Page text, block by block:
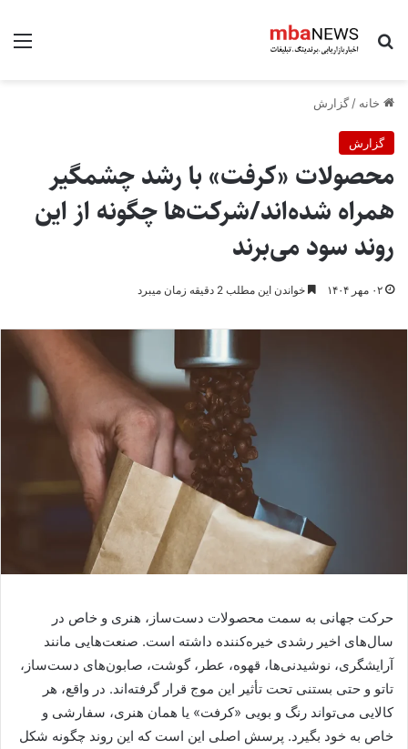
جستجو برای
خانه / گزارش
گزارش
محصولات «کرفت» با رشد چشمگیر
همراه شده‌اند/شرکت‌ها چگونه از این
روند سود می‌برند
۰۲ مهر ۱۴۰۴ خواندن این مطلب 2 دقیقه زمان میبرد
حرکت جهانی به سمت محصولات دست‌ساز، هنری و خاص در
سال‌های اخیر رشدی خیره‌کننده داشته است. صنعت‌هایی مانند
آرایشگری، نوشیدنی‌ها، قهوه، عطر، گوشت، صابون‌های دست‌ساز،
تاتو و حتی بستنی تحت تأثیر این موج قرار گرفته‌اند. در واقع، هر
کالایی می‌تواند رنگ و بویی «کرفت» یا همان هنری، سفارشی و
خاص به خود بگیرد. پرسش اصلی این است که این روند چگونه شکل